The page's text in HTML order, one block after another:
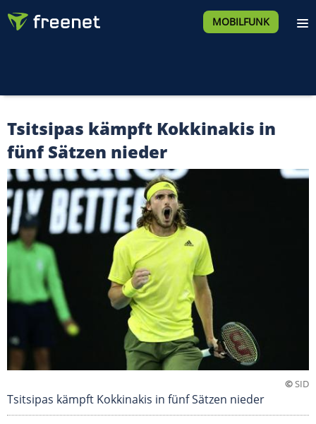
MOBILFUNK
Tsitsipas kämpft Kokkinakis in
fünf Sätzen nieder
©SID
Tsitsipas kämpft Kokkinakis in fünf Sätzen nieder